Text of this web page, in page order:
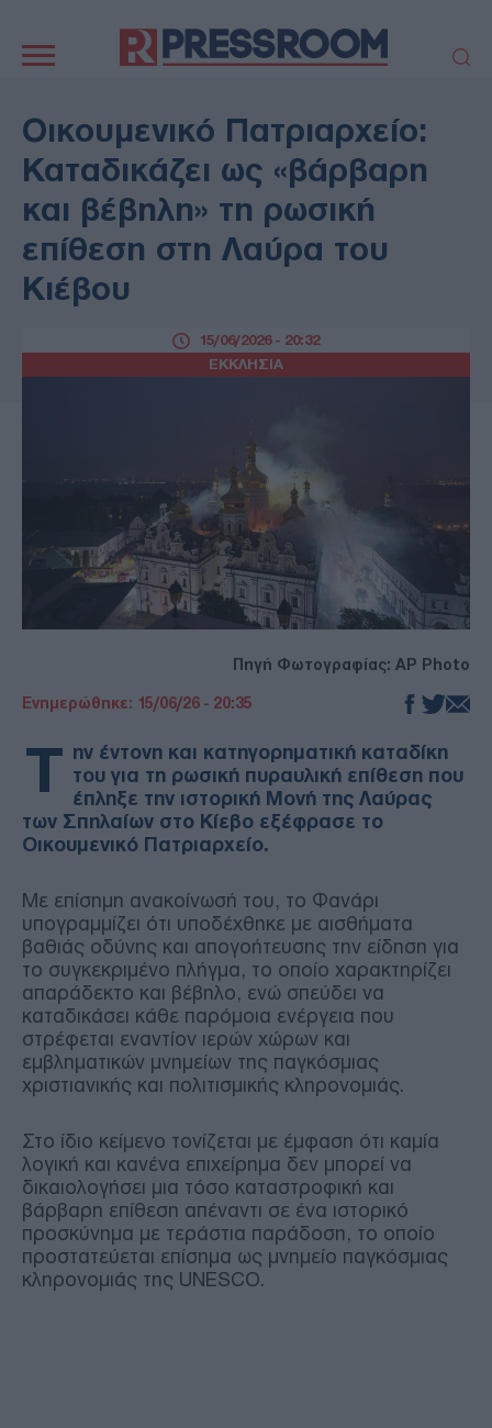
πλοήγηση
ΠΟΛΙΤΙΚΗ
ΕΛΛΑΔΑ
ΕΚΚΛΗΣΙΑ
ΑΜΥΝΑ
ΔΙΕΘΝΗ
ΚΥΠΡΟΣ
MEDIA
LIFESTYLE
SPORTS
ΤΕΧΝΟΛΟΓΙΑ
ΠΑΡΑΞΕΝΑ
ΖΩΔΙΑ
Οικουμενικό Πατριαρχείο:
Καταδικάζει ως «βάρβαρη
και βέβηλη» τη ρωσική
επίθεση στη Λαύρα του
Κιέβου
ΕΚΚΛΗΣΙΑ
15/06/2026 - 20:32
Πηγή Φωτογραφίας: AP Photo
Ενημερώθηκε: 15/06/26 - 20:35
Τ ην έντονη και κατηγορηματική καταδίκη
του για τη ρωσική πυραυλική επίθεση που
έπληξε την ιστορική Μονή της Λαύρας
των Σπηλαίων στο Κίεβο εξέφρασε το
Οικουμενικό Πατριαρχείο.
Με επίσημη ανακοίνωσή του, το Φανάρι
υπογραμμίζει ότι υποδέχθηκε με αισθήματα
βαθιάς οδύνης και απογοήτευσης την είδηση για
το συγκεκριμένο πλήγμα, το οποίο χαρακτηρίζει
απαράδεκτο και βέβηλο, ενώ σπεύδει να
καταδικάσει κάθε παρόμοια ενέργεια που
στρέφεται εναντίον ιερών χώρων και
εμβληματικών μνημείων της παγκόσμιας
χριστιανικής και πολιτισμικής κληρονομιάς.
Στο ίδιο κείμενο τονίζεται με έμφαση ότι καμία
λογική και κανένα επιχείρημα δεν μπορεί να
δικαιολογήσει μια τόσο καταστροφική και
βάρβαρη επίθεση απέναντι σε ένα ιστορικό
προσκύνημα με τεράστια παράδοση, το οποίο
προστατεύεται επίσημα ως μνημείο παγκόσμιας
κληρονομιάς της UNESCO.